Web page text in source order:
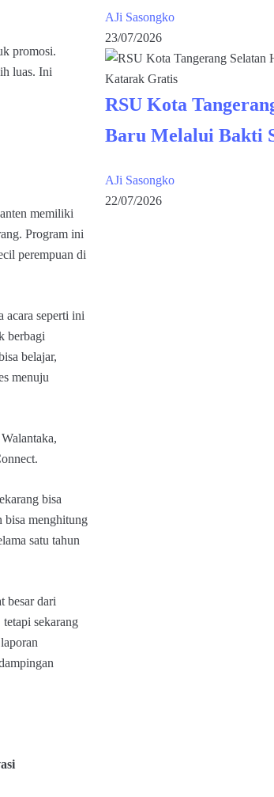
promosi.
luas. Ini
memiliki
Program ini
perempuan di
seperti ini
berbagi
belajar,
menuju
bisa
bisa menghitung
satu tahun
besar dari
sekarang
AJi Sasongko
23/07/2026
RSU Kota
Baru Melalui Bakti
AJi Sasongko
22/07/2026